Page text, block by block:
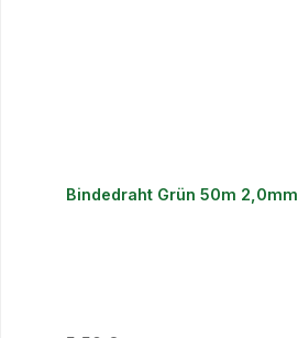
Bindedraht Grün 50m 2,0mm